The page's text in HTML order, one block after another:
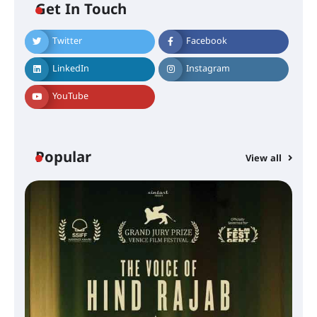
Get In Touch
Twitter Facebook
LinkedIn Instagram
YouTube
Popular View all
സെന്റ് ജോസഫ്സ് കോളജ്
കോമേഴ്‌സ് അസോസിയേഷന്
തുടക്കമായി